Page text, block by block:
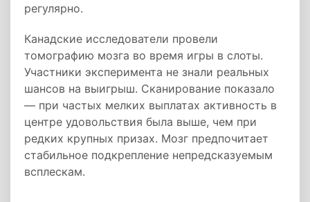
регулярно.
Канадские исследователи провели
томографию мозга во время игры в слоты.
Участники эксперимента не знали реальных
шансов на выигрыш. Сканирование показало
— при частых мелких выплатах активность в
центре удовольствия была выше, чем при
редких крупных призах. Мозг предпочитает
стабильное подкрепление непредсказуемым
всплескам.